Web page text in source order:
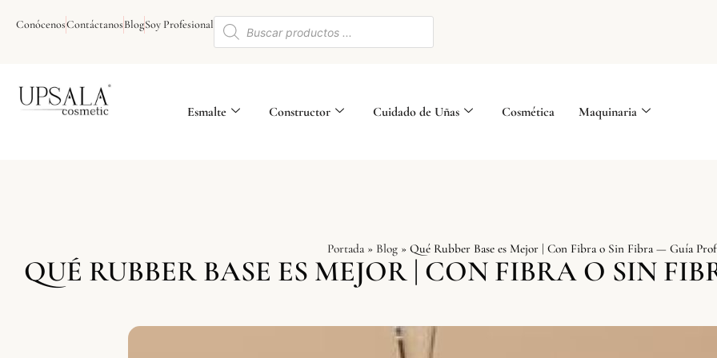
ConócenosContáctanosBlogSoy Profesional Búsqueda
Esmalte Constructor Cuidado de Uñas Cosmética Maquinaria
Portada» Blog» Qué Rubber Base es Mejor | Con Fibra o Sin Fibra — Guía
QUÉ RUBBER BASE ES MEJOR | CON FIBRA O SIN